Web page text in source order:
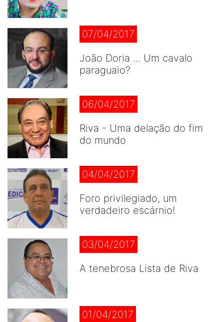
07/04/2017
João Doria ... Um cavalo
paraguaio?
06/04/2017
Riva - Uma delação do fim
do mundo
04/04/2017
Foro privilegiado, um
verdadeiro escárnio!
03/04/2017
A tenebrosa Lista de Riva
01/04/2017